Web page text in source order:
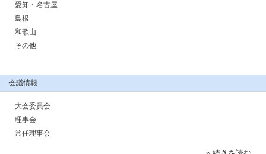
愛知・名古屋
島根
和歌山
その他
会議情報
大会委員会
理事会
常任理事会